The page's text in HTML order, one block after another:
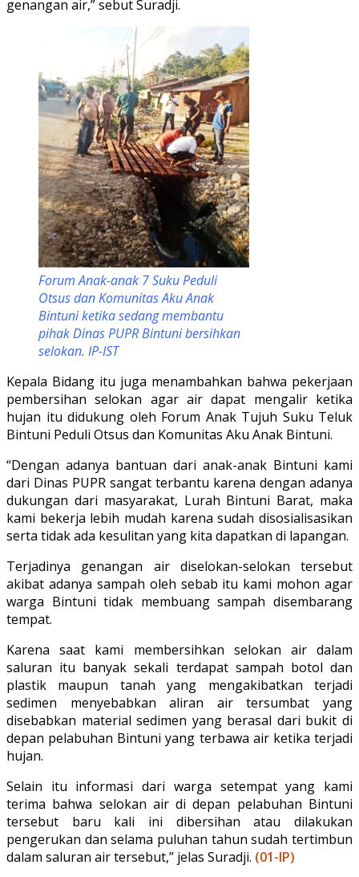
genangan air,” sebut Suradji.
Forum Anak-anak 7 Suku Peduli
Otsus dan Komunitas Aku Anak
Bintuni ketika sedang membantu
pihak Dinas PUPR Bintuni bersihkan
selokan. IP-IST
Kepala Bidang itu juga menambahkan bahwa pekerjaan
pembersihan selokan agar air dapat mengalir ketika
hujan itu didukung oleh Forum Anak Tujuh Suku Teluk
Bintuni Peduli Otsus dan Komunitas Aku Anak Bintuni.
“Dengan adanya bantuan dari anak-anak Bintuni kami
dari Dinas PUPR sangat terbantu karena dengan adanya
dukungan dari masyarakat, Lurah Bintuni Barat, maka
kami bekerja lebih mudah karena sudah disosialisasikan
serta tidak ada kesulitan yang kita dapatkan di lapangan.
Terjadinya genangan air diselokan-selokan tersebut
akibat adanya sampah oleh sebab itu kami mohon agar
warga Bintuni tidak membuang sampah disembarang
tempat.
Karena saat kami membersihkan selokan air dalam
saluran itu banyak sekali terdapat sampah botol dan
plastik maupun tanah yang mengakibatkan terjadi
sedimen menyebabkan aliran air tersumbat yang
disebabkan material sedimen yang berasal dari bukit di
depan pelabuhan Bintuni yang terbawa air ketika terjadi
hujan.
Selain itu informasi dari warga setempat yang kami
terima bahwa selokan air di depan pelabuhan Bintuni
tersebut baru kali ini dibersihan atau dilakukan
pengerukan dan selama puluhan tahun sudah tertimbun
dalam saluran air tersebut,” jelas Suradji. (01-IP)